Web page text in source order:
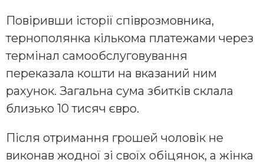
Повіривши історії співрозмовника,
тернополянка кількома платежами через
термінал самообслуговування
переказала кошти на вказаний ним
рахунок. Загальна сума збитків склала
близько 10 тисяч євро.
Після отримання грошей чоловік не
виконав жодної зі своїх обіцянок, а жінка